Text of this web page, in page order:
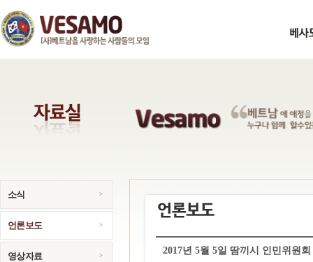
소식
언론보도
영상자료
2017년 5월 5일 땀끼시 인민위원